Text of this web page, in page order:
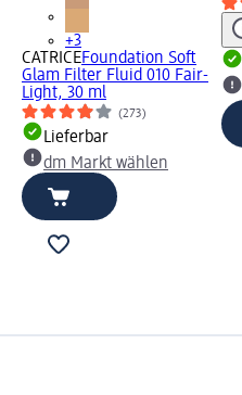
+3
CATRICEFoundation Soft
Glam Filter Fluid 010 Fair-
Light, 30 ml
(273)
Lieferbar
dm Markt wählen